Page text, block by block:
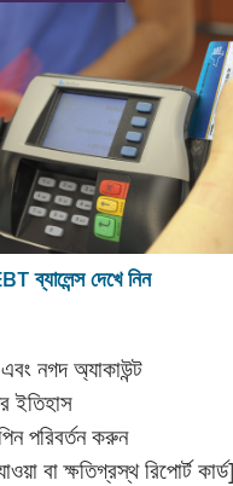
ব্যালেন্স দেখে নিন
নগদ অ্যাকাউন্ট
ইতিহাস
পরিবর্তন করুন
বা ক্ষতিগ্রস্থ রিপোর্ট কার্ড]